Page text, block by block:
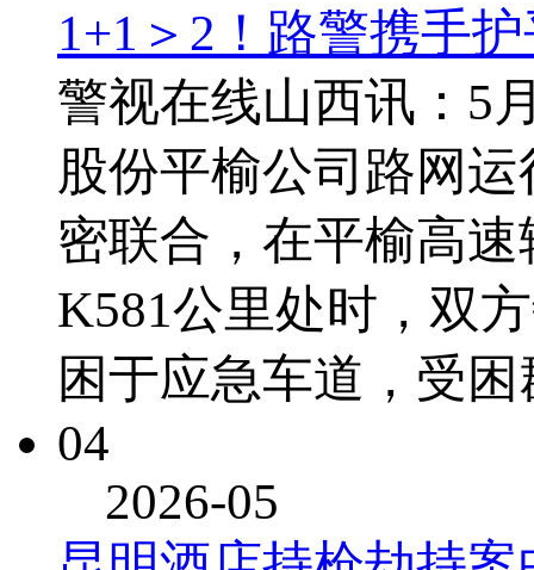
1+1＞2！路警携手
警视在线山西讯：5
股份平榆公司路网
密联合，在平榆高
K581公里处时，双
困于应急车道，受
04
2026-05